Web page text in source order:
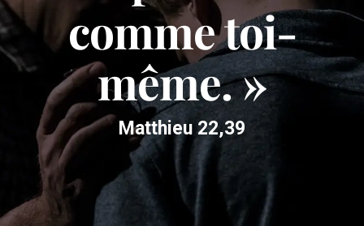
comme toi-
même. »
Matthieu 22,39